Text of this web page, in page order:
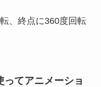
、終点に360度回転
てアニメーショ